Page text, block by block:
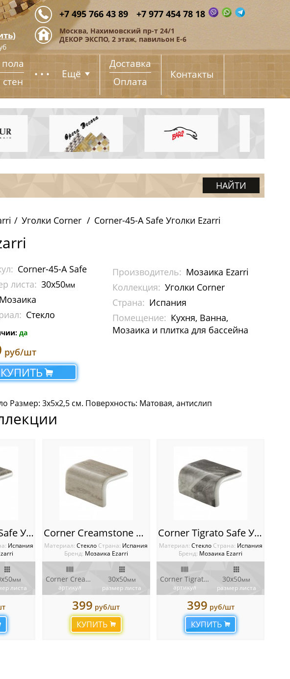
+7 495 766 43 89 +7 977 454 78 18
Москва, Нахимовский пр-т 24/1
ДЕКОР ЭКСПО, 2 этаж, павильон Е-6
)
... Ещё
Доставка
Оплата
Контакты
Уголки Corner Corner-45-A Safe Уголки Ezarri
Производитель: Мозаика Ezarri
Коллекция: Уголки Corner
Страна: Испания
Помещение: Кухня, Ванна,
Мозаика и плитка для бассейна
Corner-45-A Safe
листа: 30х50мм
Мозаика
Стекло
да
руб/шт
КУПИТЬ
Размер: 3х5х2,5 см. Поверхность: Матовая, антислип
Corner Phyllite Safe Уголки Ezarri
Испания
мм
листа
Corner Creamstone Safe Уголки Ezarri
Материал:Стекло Cтрана: Испания
Бренд: Мозаика Ezarri
Corner Creamstone Safe
артикул
30х50мм
размер листа
399 руб/шт
КУПИТЬ
Corner Tigrato Safe Уголки Ezarri
Материал: Стекло Cтрана: Испания
Бренд: Мозаика Ezarri
Corner Tigrato Safe
артикул
30х50мм
размер листа
399 руб/шт
КУПИТЬ